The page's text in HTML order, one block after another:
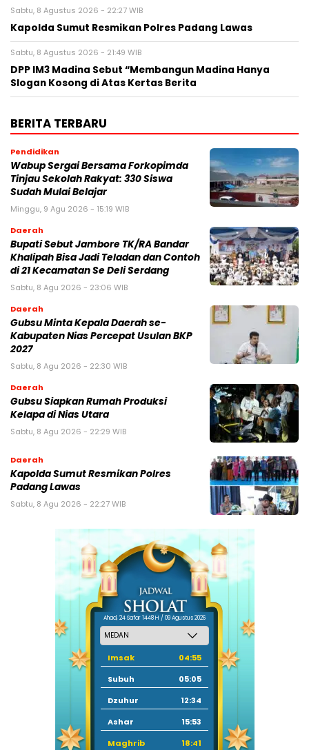
Sabtu, 8 Agustus 2026 - 22:27 WIB
Kapolda Sumut Resmikan Polres Padang Lawas
Sabtu, 8 Agustus 2026 - 21:49 WIB
DPP IM3 Madina Sebut “Membangun Madina Hanya
Slogan Kosong di Atas Kertas Berita
BERITA TERBARU
Pendidikan
Wabup Sergai Bersama Forkopimda
Tinjau Sekolah Rakyat: 330 Siswa
Sudah Mulai Belajar
Minggu, 9 Agu 2026 - 15:19 WIB
Daerah
Bupati Sebut Jambore TK/RA Bandar
Khalipah Bisa Jadi Teladan dan Contoh
di 21 Kecamatan Se Deli Serdang
Sabtu, 8 Agu 2026 - 23:06 WIB
Daerah
Gubsu Minta Kepala Daerah se-
Kabupaten Nias Percepat Usulan BKP
2027
Sabtu, 8 Agu 2026 - 22:30 WIB
Daerah
Gubsu Siapkan Rumah Produksi
Kelapa di Nias Utara
Sabtu, 8 Agu 2026 - 22:29 WIB
Daerah
Kapolda Sumut Resmikan Polres
Padang Lawas
Sabtu, 8 Agu 2026 - 22:27 WIB
Ahad, 24 Safar 1448 H / 09 Agustus 2026
Imsak
04:55
Subuh
05:05
Dzuhur
12:34
Ashar
15:53
Maghrib
18:41